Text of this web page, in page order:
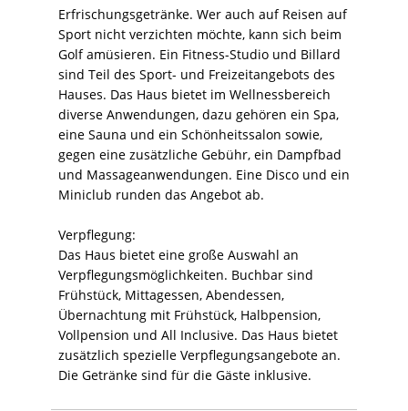
Erfrischungsgetränke. Wer auch auf Reisen auf
Sport nicht verzichten möchte, kann sich beim
Golf amüsieren. Ein Fitness-Studio und Billard
sind Teil des Sport- und Freizeitangebots des
Hauses. Das Haus bietet im Wellnessbereich
diverse Anwendungen, dazu gehören ein Spa,
eine Sauna und ein Schönheitssalon sowie,
gegen eine zusätzliche Gebühr, ein Dampfbad
und Massageanwendungen. Eine Disco und ein
Miniclub runden das Angebot ab.
Verpflegung:
Das Haus bietet eine große Auswahl an
Verpflegungsmöglichkeiten. Buchbar sind
Frühstück, Mittagessen, Abendessen,
Übernachtung mit Frühstück, Halbpension,
Vollpension und All Inclusive. Das Haus bietet
zusätzlich spezielle Verpflegungsangebote an.
Die Getränke sind für die Gäste inklusive.